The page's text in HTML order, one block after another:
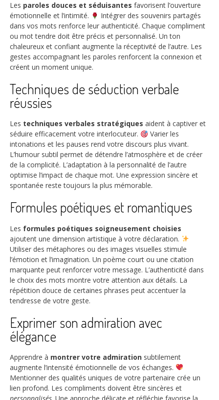
Les paroles douces et séduisantes favorisent l’ouverture
émotionnelle et l’intimité.
Intégrer des souvenirs partagés
dans vos mots renforce leur authenticité. Chaque compliment
ou mot tendre doit être précis et personnalisé. Un ton
chaleureux et confiant augmente la réceptivité de l’autre. Les
gestes accompagnant les paroles renforcent la connexion et
créent un moment unique.
Techniques de séduction verbale
réussies
Les techniques verbales stratégiques aident à captiver et
séduire efficacement votre interlocuteur.
Varier les
intonations et les pauses rend votre discours plus vivant.
L’humour subtil permet de détendre l’atmosphère et de créer
de la complicité. L’adaptation à la personnalité de l’autre
optimise l’impact de chaque mot. Une expression sincère et
spontanée reste toujours la plus mémorable.
Formules poétiques et romantiques
Les formules poétiques soigneusement choisies
ajoutent une dimension artistique à votre déclaration.
Utiliser des métaphores ou des images visuelles stimule
l’émotion et l’imagination. Un poème court ou une citation
marquante peut renforcer votre message. L’authenticité dans
le choix des mots montre votre attention aux détails. La
répétition douce de certaines phrases peut accentuer la
tendresse de votre geste.
Exprimer son admiration avec
élégance
Apprendre à montrer votre admiration subtilement
augmente l’intensité émotionnelle de vos échanges.
Mentionner des qualités uniques de votre partenaire crée un
lien profond. Les compliments doivent être sincères et